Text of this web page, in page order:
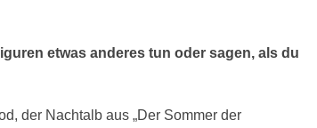
etwas anderes tun oder sagen, als du
der Nachtalb aus „Der Sommer der